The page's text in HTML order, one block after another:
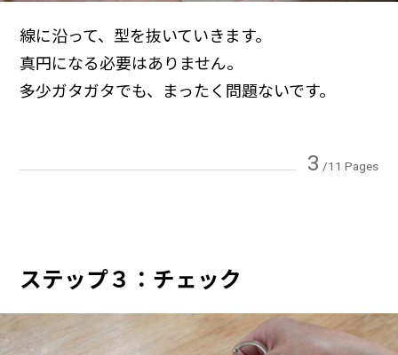
線に沿って、型を抜いていきます。
真円になる必要はありません。
多少ガタガタでも、まったく問題ないです。
3 /11 Pages
ステップ３：チェック